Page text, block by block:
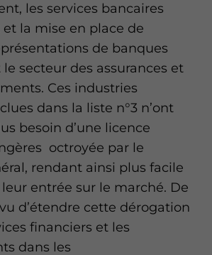
les services bancaires
la mise en place de
de banques
secteur des assurances et
Ces industries
dans la liste n°3 n’ont
besoin d’une licence
octroyée par le
rendant ainsi plus facile
entrée sur le marché. De
d’étendre cette dérogation
financiers et les
dans les